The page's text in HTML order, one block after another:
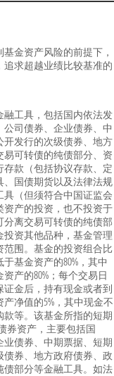
金资产风险的前提下，
求超越业绩比较基准的
工具，包括国内依法发
司债券、企业债券、中
发行的次级债券、地方
可转债的纯债部分、资
款（包括协议存款、定
国债期货以及法律法规
（但须符合中国证监会
产的投资，也不投资于
离交易可转债的纯债部
资其他品种，基金管理
围。基金的投资组合比
基金资产的80%，其中
产的80%；每个交易日
金后，持有现金或者到
净值的5%，其中现金不
等。该基金所指的短期
券资产，主要包括国
债券、中期票据、短期
券、地方政府债券、政
部分等金融工具。如法